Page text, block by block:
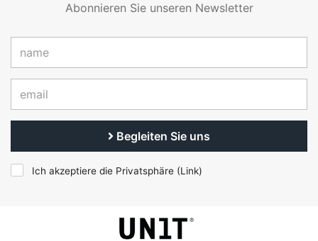
Abonnieren Sie unseren Newsletter
Begleiten Sie uns
Ich akzeptiere die Privatsphäre (Link)